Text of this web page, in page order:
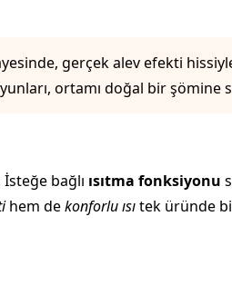
gerçek alev efekti
ortamı doğal bir şömine
bağlı ısıtma fonksiyonu
hem dekonforlu ısıtek üründe